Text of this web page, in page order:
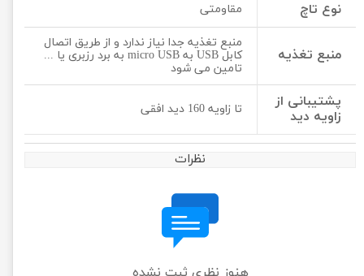
نوع تاچ مقاومتی
منبع تغذیه
منبع تغذیه جدا نیاز ندارد و از طریق اتصال
کابل USB به micro USB به برد رزبری یا ...
تامین می شود
پشتیبانی از
زاویه دید
تا زاویه 160 دید افقی
نظرات